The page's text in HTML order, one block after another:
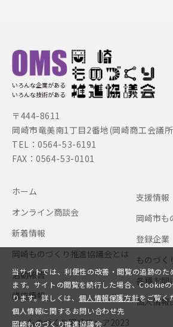
いろんな企業がある
いろんな技術がある
〒444-8611
岡崎市竜美南1丁目2番地(岡崎商工会議
TEL：0564-53-6191
FAX：0564-53-0101
ホーム
オンライン商談会
新着情報
岡崎ものづくり推進協議会とは
活動報告
講座情報
支援情報
岡崎市も
登録企業
ものづく
各種お問
個人情報
ものづくり岡崎フェア2023
当サイトでは、利便性の改善・閲覧の追跡の
ます。サイトの閲覧を続行した場合、Cookie
ります。詳しくは、個人情報保護方針をご覧く
個人情報に関するお問い合わせ先
岡崎ものづくり推進協議会